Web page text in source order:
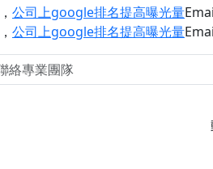
， 公司上google排名提高曝光量
， 公司上google排名提高曝光量